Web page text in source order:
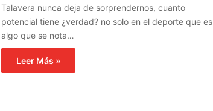
Talavera nunca deja de sorprendernos, cuanto
potencial tiene ¿verdad? no solo en el deporte que es
algo que se nota…
Leer Más »